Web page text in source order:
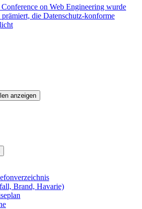
on Web Engineering wurde
die Datenschutz-konforme
anzeigen
Brand, Havarie)